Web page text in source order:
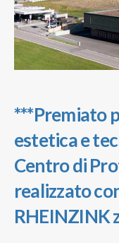
***Premiato
estetica e
Centro di
realizzato
RHEINZINK